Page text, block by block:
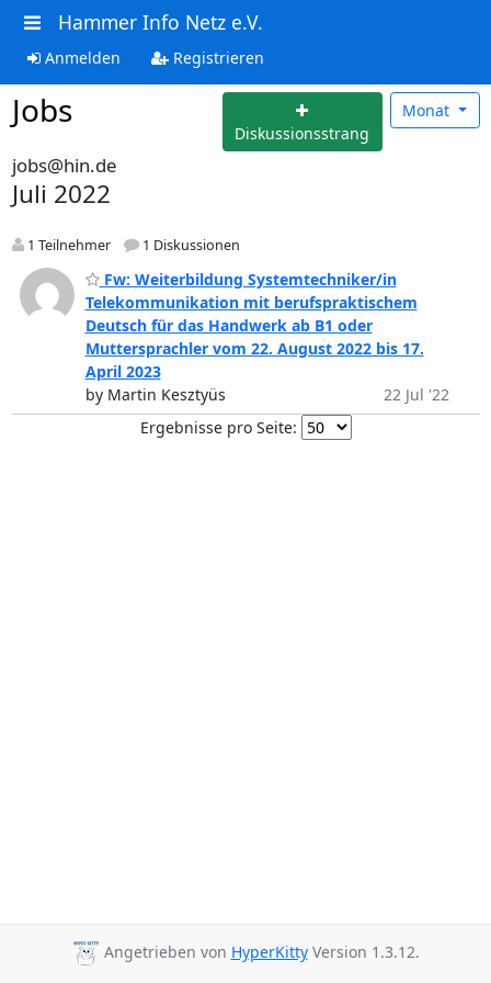
Hammer Info Netz e.V.
Anmelden Registrieren
Jobs
Diskussionsstrang
Monat
jobs@hin.de
Juli 2022
1 Teilnehmer 1 Diskussionen
Fw: Weiterbildung Systemtechniker/in
Telekommunikation mit berufspraktischem
Deutsch für das Handwerk ab B1 oder
Muttersprachler vom 22. August 2022 bis 17.
April 2023
by Martin Kesztyüs
22 Jul '22
Ergebnisse pro Seite:
Angetrieben von HyperKittyVersion 1.3.12.